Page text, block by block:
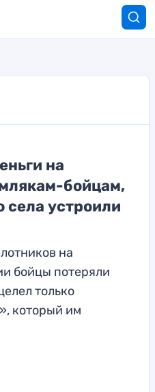
на
бойцам,
села устроили
на
бойцы потеряли
только
который им